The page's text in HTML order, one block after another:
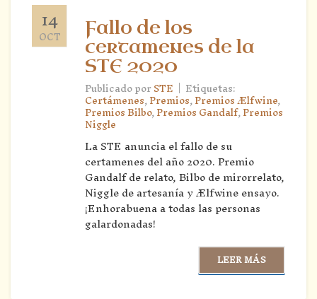
14
OCT
Fallo de los
certamenes de la
STE 2020
Publicado porSTE | Etiquetas:
Certámenes,Premios,Premios Ælfwine,
Premios Bilbo,Premios Gandalf,Premios
Niggle
La STE anuncia el fallo de su
certamenes del año 2020. Premio
Gandalf de relato, Bilbo de mirorrelato,
Niggle de artesanía y Ælfwine ensayo.
¡Enhorabuena a todas las personas
galardonadas!
LEER MÁS